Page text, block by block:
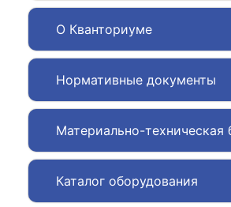
О Кванториуме
Нормативные документы
Материально-техническая
Каталог оборудования